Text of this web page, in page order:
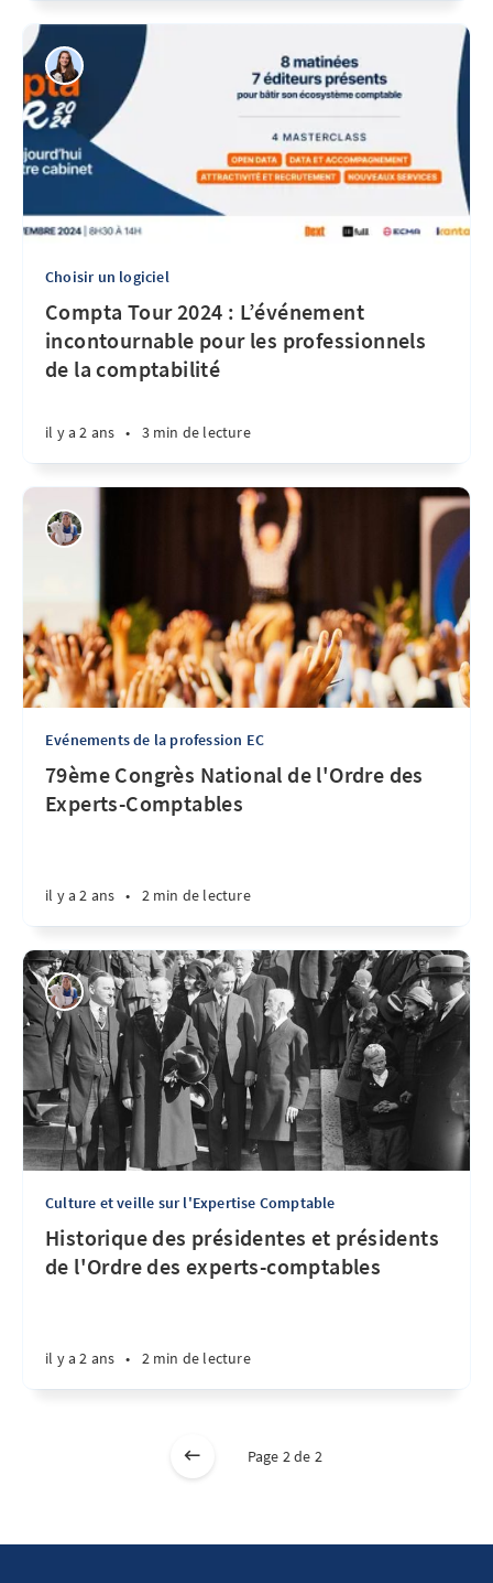
Choisir un logiciel
Compta Tour 2024 : L’événement
incontournable pour les professionnels
de la comptabilité
il y a 2 ans • 3 min de lecture
Evénements de la profession EC
79ème Congrès National de l'Ordre des
Experts-Comptables
il y a 2 ans • 2 min de lecture
Culture et veille sur l'Expertise Comptable
Historique des présidentes et présidents
de l'Ordre des experts-comptables
il y a 2 ans • 2 min de lecture
Page 2 de 2